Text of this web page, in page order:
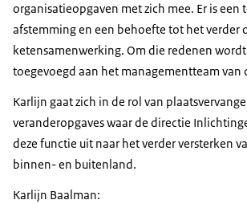
organisatieopgaven met zich mee. Er is
afstemming en een behoefte tot het
ketensamenwerking. Om die redenen
toegevoegd aan het managementteam
Karlijn gaat zich in de rol van
veranderopgaves waar de directie
deze functie uit naar het verder versterken
binnen- en buitenland.
Karlijn Baalman: